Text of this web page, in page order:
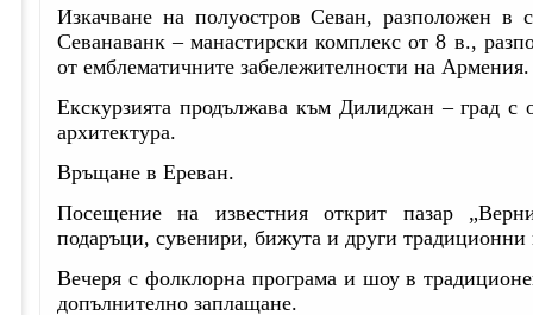
Изкачване на полуостров Севан, разположен в
Севанаванк – манастирски комплекс от 8 в.,
от емблематичните забележителности на Армения.
Екскурзията продължава към Дилиджан – град с
архитектура.
Връщане в Ереван.
Посещение на известния открит пазар
подаръци, сувенири, бижута и други традиционни
Вечеря с фолклорна програма и шоу в
допълнително заплащане.